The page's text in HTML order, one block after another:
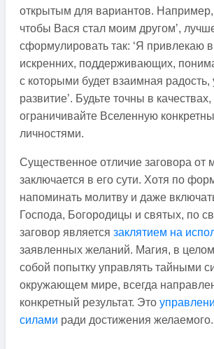
открытым для вариантов. Например,
чтобы Вася стал моим другом’,
сформулировать так: ‘Я привлекаю
искренних, поддерживающих,
с которыми будет взаимная
развитие’. Будьте точны в
ограничивайте Вселенную
личностями.
Существенное отличие заговора от
заключается в его сути. Хотя по
напоминать молитву и даже
Господа, Богородицы и святых, по
заговор является заклятием на
заявленных желаний. Магия, в
собой попытку управлять тайными
окружающем мире, всегда
конкретный результат. Это
силами ради достижения желаемого.